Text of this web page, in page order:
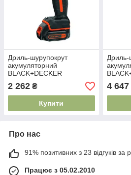
Дриль-шурупокрут
акумуляторний
BLACK+DECKER
BDCDD12
2 262 ₴
Купити
Дриль-
4 647
Про нас
91% позитивних з 23 відгуків за
Працює з 05.02.2010